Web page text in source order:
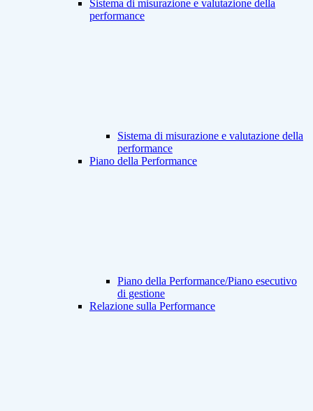
Sistema di misurazione e valutazione della
performance
Sistema di misurazione e valutazione della
performance
Piano della Performance
Piano della Performance/Piano esecutivo
di gestione
Relazione sulla Performance